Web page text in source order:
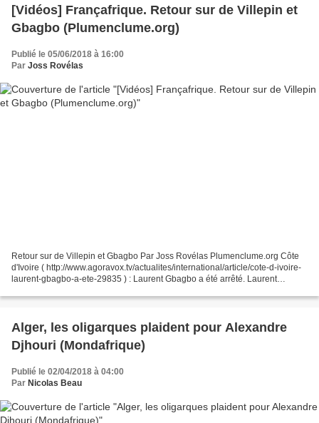
[Vidéos] Françafrique. Retour sur de Villepin et
Gbagbo (Plumenclume.org)
Publié le 05/06/2018 à 16:00
Par Joss Rovélas
Retour sur de Villepin et Gbagbo Par Joss Rovélas Plumenclume.org Côte
d'Ivoire ( http://www.agoravox.tv/actualites/international/article/cote-d-ivoire-
laurent-gbagbo-a-ete-29835 ) : Laurent Gbagbo a été arrêté. Laurent
Alger, les oligarques plaident pour Alexandre
Djhouri (Mondafrique)
Publié le 02/04/2018 à 04:00
Par Nicolas Beau